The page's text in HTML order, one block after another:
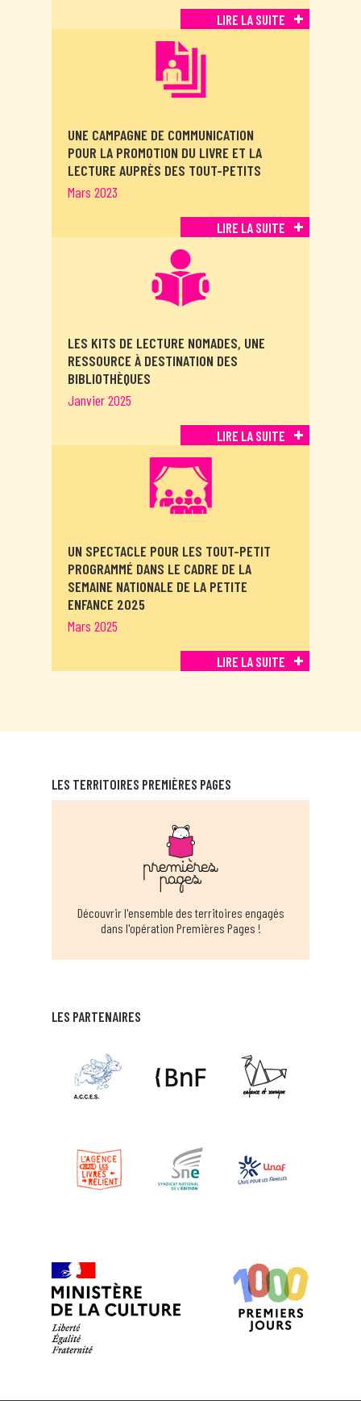
LIRE LA SUITE
UNE CAMPAGNE DE COMMUNICATION
POUR LA PROMOTION DU LIVRE ET LA
LECTURE AUPRÈS DES TOUT-PETITS
Mars 2023
LIRE LA SUITE
LES KITS DE LECTURE NOMADES, UNE
RESSOURCE À DESTINATION DES
BIBLIOTHÈQUES
Janvier 2025
LIRE LA SUITE
UN SPECTACLE POUR LES TOUT-PETIT
PROGRAMMÉ DANS LE CADRE DE LA
SEMAINE NATIONALE DE LA PETITE
ENFANCE 2025
Mars 2025
LIRE LA SUITE
LES PARTENAIRES
LES TERRITOIRES PREMIÈRES PAGES
Découvrir l'ensemble des territoires engagés
dans l'opération Premières Pages !